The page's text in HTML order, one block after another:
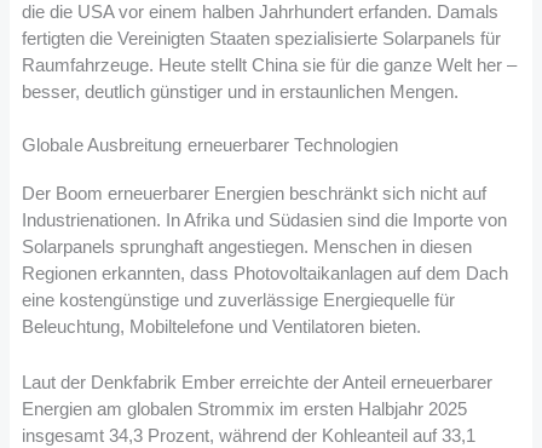
die die USA vor einem halben Jahrhundert erfanden. Damals
fertigten die Vereinigten Staaten spezialisierte Solarpanels für
Raumfahrzeuge. Heute stellt China sie für die ganze Welt her –
besser, deutlich günstiger und in erstaunlichen Mengen.
Globale Ausbreitung erneuerbarer Technologien
Der Boom erneuerbarer Energien beschränkt sich nicht auf
Industrienationen. In Afrika und Südasien sind die Importe von
Solarpanels sprunghaft angestiegen. Menschen in diesen
Regionen erkannten, dass Photovoltaikanlagen auf dem Dach
eine kostengünstige und zuverlässige Energiequelle für
Beleuchtung, Mobiltelefone und Ventilatoren bieten.
Laut der Denkfabrik Ember erreichte der Anteil erneuerbarer
Energien am globalen Strommix im ersten Halbjahr 2025
insgesamt 34,3 Prozent, während der Kohleanteil auf 33,1